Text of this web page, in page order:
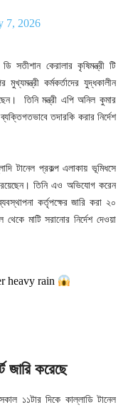
7, 2026
সতীশান কেরালার কৃষিমন্ত্রী টি
মুখ্যমন্ত্রী কর্মকর্তাদের যুদ্ধকালীন
তিনি মন্ত্রী এপি অনিল কুমার
তদারকি করার নির্দেশ
টানেল প্রকল্প এলাকায় ভূমিধসে
তিনি এও অভিযোগ করেন
কর্তৃপক্ষের জারি করা ২০
মাটি সরানোর নির্দেশ দেওয়া
heavy rain
করেছে
১১টার দিকে কাল্লাডি টানেল